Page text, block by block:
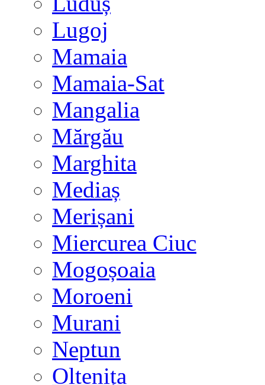
Lugoj
Mamaia
Mamaia-Sat
Mangalia
Mărgău
Marghita
Mediaș
Merișani
Miercurea Ciuc
Mogoșoaia
Moroeni
Murani
Neptun
Oltenița